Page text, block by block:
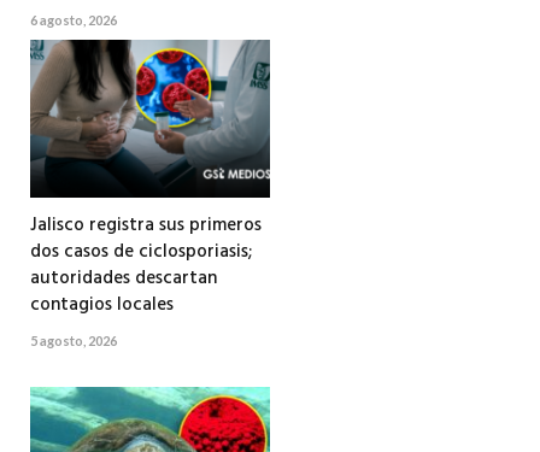
6 agosto, 2026
Jalisco registra sus primeros
dos casos de ciclosporiasis;
autoridades descartan
contagios locales
5 agosto, 2026